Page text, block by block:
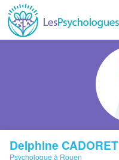
Delphine CADORET
Psychologue à Rouen